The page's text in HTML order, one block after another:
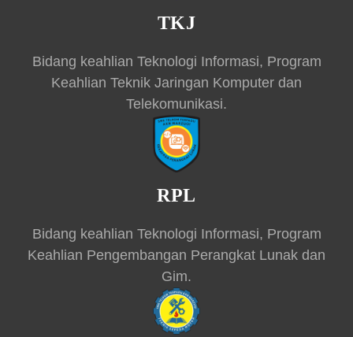
TKJ
Bidang keahlian Teknologi Informasi, Program
Keahlian Teknik Jaringan Komputer dan
Telekomunikasi.
RPL
Bidang keahlian Teknologi Informasi, Program
Keahlian Pengembangan Perangkat Lunak dan
Gim.